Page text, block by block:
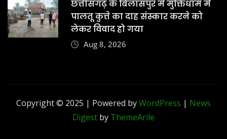
छत्तीसगढ़ के बिलासपुर में मुक्तिधाम में
पालतू कुत्ते का दाह संस्कार करने को
लेकर विवाद हो गया
Aug 8, 2026
Copyright © 2025 | Powered byWordPress | News
Digest by ThemeArile